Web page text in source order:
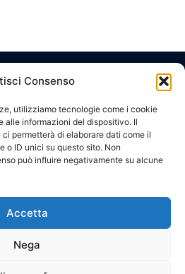
Consenso
utilizziamo tecnologie come i cookie
alle informazioni del dispositivo. Il
permetterà di elaborare dati come il
o ID unici su questo sito. Non
può influire negativamente su alcune
Accetta
Nega
c/o
Silversquare
Central
Cantersteen
BELGIUM